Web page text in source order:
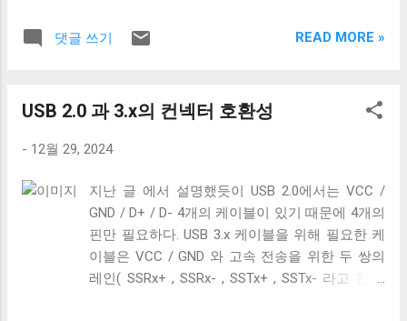
스 디바이스(전력을 공급하는 기기)는 자신이
알리고, 싱크 디바이스는 그 중...
자적인 USB를 통한 전원 충전 규격들이 만들
Battery Charging(a.k.a. BC)라는 표준을 만들
어 USB 충전기를 표준의 영역으로 가지고 왔
2.0) 최대 0.9A(USB3.x) 최대 1.5A 최대 1.5A
별도 핸드셰이크 없음 D+/D- 쇼트 D+/D- 라
인에 독립적으로 전압을 가해 핸드셰이크 데
스크톱, 노트북 등에서 사용 USB 충전기에서
주로 사용 데스크톱, 노트북...
만 보면 USB 3.1은 USB 3.0보다 발전됐고, USB 3.2는 USB 3.1
은 아니다. 그 이유는 이들 표준이 이전 버전을 포함하는 방식
표준 문서에서 정의된 기능과 추가된 기능을 포함하며, USB
3.2 표준은 USB 3.1 표준 문서에서 정의하는 기능과 새로운
기능을 포함하고 있다. 이렇게 포함 구조로 설계된 표준은 표
준 문서라는 기술적 측면에서는 합리적인 선택이다. 하지만
이런 이름이 좋은 브랜딩 방식이라고 생각하지 않는다. 예를
들어 이 글에서도 USB 3.x 표준에 기반한 케이블은 정확히 부
를 이름이 없어 그냥 USB 3.x라는 이름으로 뭉뜽그려 부르고
댓글 쓰기 READ MORE »
USB 2.0 과 3.x의 컨넥터 호환성
- 12월 29, 2024
지난 글 에서 설명했듯이 USB 2.0에서는 VCC /
GND / D+ / D- 4개의 케이블이 있기 때문에 4개의
핀만 필요하다. USB 3.x 케이블을 위해 필요한 케
이블은 VCC / GND 와 고속 전송을 위한 두 쌍의
레인( SSRx+ , SSRx- , SSTx+ , SSTx- 라고 한다.